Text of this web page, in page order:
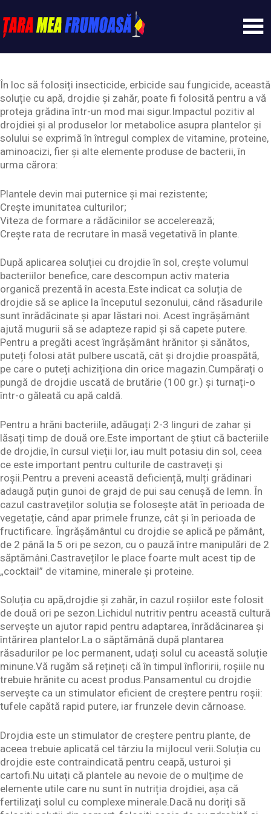
to
content
Tarameafrumoasa
În loc să folosiți insecticide, erbicide sau fungicide, această
soluție cu apă, drojdie și zahăr, poate fi folosită pentru a vă
proteja grădina într-un mod mai sigur.Impactul pozitiv al
drojdiei și al produselor lor metabolice asupra plantelor și
solului se exprimă în întregul complex de vitamine, proteine,
aminoacizi, fier și alte elemente produse de bacterii, în
urma cărora:
Plantele devin mai puternice și mai rezistente;
Crește imunitatea culturilor;
Viteza de formare a rădăcinilor se accelerează;
Crește rata de recrutare în masă vegetativă în plante.
După aplicarea soluției cu drojdie în sol, crește volumul
bacteriilor benefice, care descompun activ materia
organică prezentă în acesta.Este indicat ca soluția de
drojdie să se aplice la începutul sezonului, când răsadurile
sunt înrădăcinate și apar lăstari noi. Acest îngrășământ
ajută mugurii să se adapteze rapid și să capete putere.
Pentru a pregăti acest îngrășământ hrănitor și sănătos,
puteți folosi atât pulbere uscată, cât și drojdie proaspătă,
pe care o puteți achiziționa din orice magazin.Cumpărați o
pungă de drojdie uscată de brutărie (100 gr.) și turnați-o
într-o găleată cu apă caldă.
Pentru a hrăni bacteriile, adăugați 2-3 linguri de zahar și
lăsați timp de două ore.Este important de știut că bacteriile
de drojdie, în cursul vieții lor, iau mult potasiu din sol, ceea
ce este important pentru culturile de castraveți și
roșii.Pentru a preveni această deficiență, mulți grădinari
adaugă puțin gunoi de grajd de pui sau cenușă de lemn. În
cazul castraveților soluția se folosește atât în perioada de
vegetație, când apar primele frunze, cât și în perioada de
fructificare. Îngrășământul cu drojdie se aplică pe pământ,
de 2 până la 5 ori pe sezon, cu o pauză între manipulări de 2
săptămâni.Castraveților le place foarte mult acest tip de
„cocktail” de vitamine, minerale și proteine.
Soluția cu apă,drojdie și zahăr, în cazul roșiilor este folosit
de două ori pe sezon.Lichidul nutritiv pentru această cultură
servește un ajutor rapid pentru adaptarea, înrădăcinarea și
întărirea plantelor.La o săptămână după plantarea
răsadurilor pe loc permanent, udați solul cu această soluție
minune.Vă rugăm să rețineți că în timpul înfloririi, roșiile nu
trebuie hrănite cu acest produs.Pansamentul cu drojdie
servește ca un stimulator eficient de creștere pentru roșii:
tufele capătă rapid putere, iar frunzele devin cărnoase.
Drojdia este un stimulator de creștere pentru plante, de
aceea trebuie aplicată cel târziu la mijlocul verii.Soluția cu
drojdie este contraindicată pentru ceapă, usturoi și
cartofi.Nu uitați că plantele au nevoie de o mulțime de
elemente utile care nu sunt în nutriția drojdiei, așa că
fertilizați solul cu complexe minerale.Dacă nu doriți să